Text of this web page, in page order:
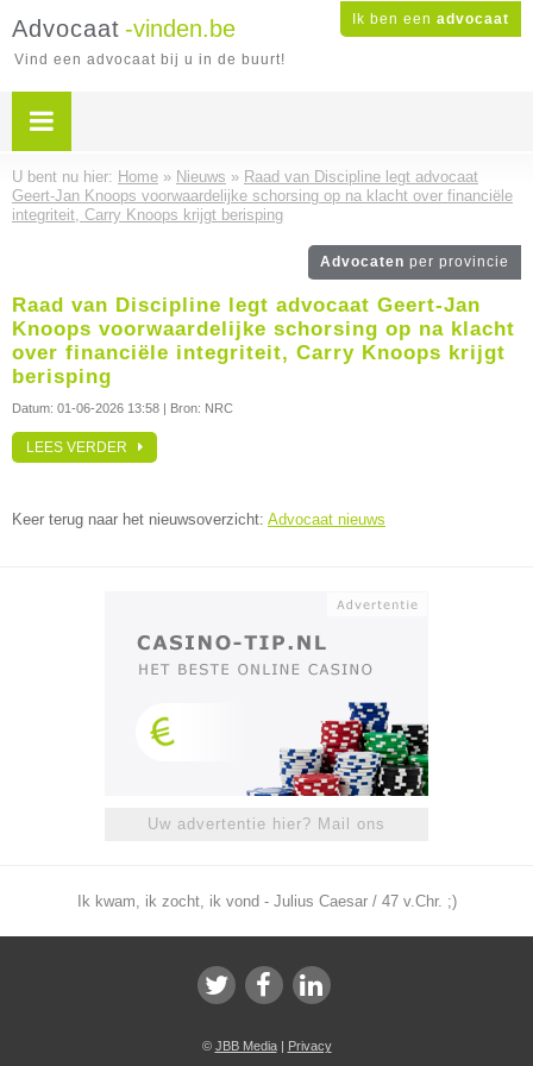
Ik ben een advocaat
Advocaat -vinden.be
Vind een advocaat bij u in de buurt!
U bent nu hier: Home » Nieuws » Raad van Discipline legt advocaat
Geert-Jan Knoops voorwaardelijke schorsing op na klacht over financiële
integriteit, Carry Knoops krijgt berisping
Advocaten per provincie
Raad van Discipline legt advocaat Geert-Jan
Knoops voorwaardelijke schorsing op na klacht
over financiële integriteit, Carry Knoops krijgt
berisping
Datum: 01-06-2026 13:58 | Bron: NRC
LEES VERDER
Keer terug naar het nieuwsoverzicht: Advocaat nieuws
Uw advertentie hier? Mail ons
Ik kwam, ik zocht, ik vond - Julius Caesar / 47 v.Chr. ;)
© JBB Media| Privacy